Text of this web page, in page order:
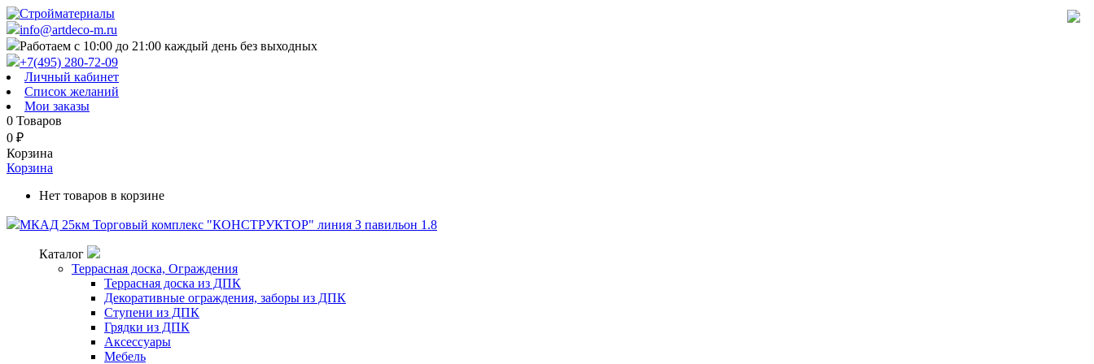
info@artdeco-m.ru
Работаем с 10:00 до 21:00 каждый день без выходных
+7(495) 280-72-09
Личный кабинет
Список желаний
Мои заказы
0 Товаров
0 ₽
Корзина
Корзина
Нет товаров в корзине
МКАД 25км Торговый комплекс "КОНСТРУКТОР" линия З павильон 1.8
Каталог
Террасная доска, Ограждения
Террасная доска из ДПК
Декоративные ограждения, заборы из ДПК
Ступени из ДПК
Грядки из ДПК
Аксессуары
Мебель